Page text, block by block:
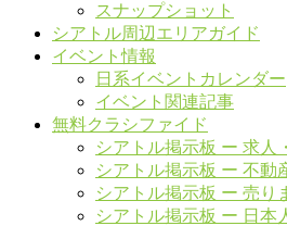
スナップショット
シアトル周辺エリアガイド
イベント情報
日系イベントカレンダー
イベント関連記事
無料クラシファイド
シアトル掲示板 ー 求人
シアトル掲示板 ー 不動
シアトル掲示板 ー 売り
シアトル掲示板 ー 日本